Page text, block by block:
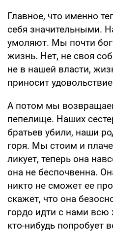
Главное, что именно
себя значительными.
умоляют. Мы почти
жизнь. Нет, не своя
не в нашей власти,
приносит
А потом мы
пепелище. Наших
братьев убили, наши
горя. Мы стоим и
ликует, теперь она
она не беспочвенна.
никто не сможет ее
скажет, что она
гордо идти с нами всю
кто-нибудь попробует